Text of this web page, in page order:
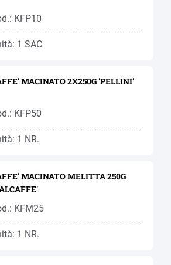
KFP10
1 SAC
MACINATO 2X250G 'PELLINI'
KFP50
1 NR.
MACINATO MELITTA 250G
KFM25
1 NR.